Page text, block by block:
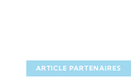
ARTICLE PARTENAIRES